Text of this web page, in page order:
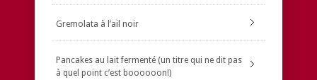
Gremolata à l’ail noir
Pancakes au lait fermenté (un titre qui ne dit pas
à quel point c’est boooooon!)